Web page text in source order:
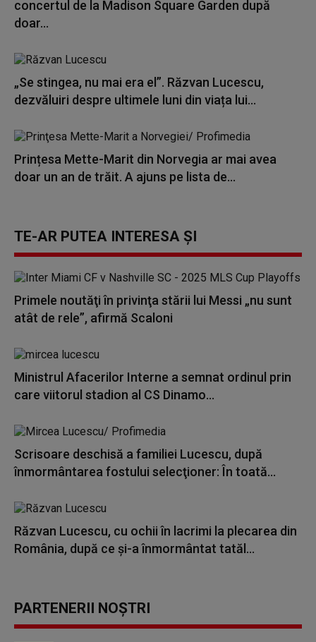
concertul de la Madison Square Garden după
doar...
„Se stingea, nu mai era el”. Răzvan Lucescu,
dezvăluiri despre ultimele luni din viața lui...
Prințesa Mette-Marit din Norvegia ar mai avea
doar un an de trăit. A ajuns pe lista de...
TE-AR PUTEA INTERESA ȘI
Primele noutăţi în privinţa stării lui Messi „nu sunt
atât de rele”, afirmă Scaloni
Ministrul Afacerilor Interne a semnat ordinul prin
care viitorul stadion al CS Dinamo...
Scrisoare deschisă a familiei Lucescu, după
înmormântarea fostului selecţioner: În toată...
Răzvan Lucescu, cu ochii în lacrimi la plecarea din
România, după ce și-a înmormântat tatăl...
PARTENERII NOȘTRI